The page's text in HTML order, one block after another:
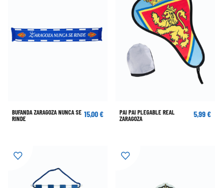
BUFANDA ZARAGOZA NUNCA SE
RINDE
15,00 €
PAI PAI PLEGABLE REAL
ZARAGOZA
5,99 €